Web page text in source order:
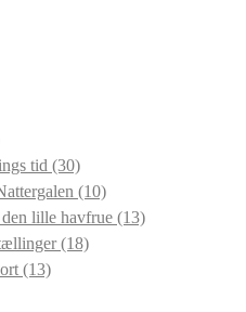
tid (30)
(10)
lille havfrue (13)
(18)
(13)